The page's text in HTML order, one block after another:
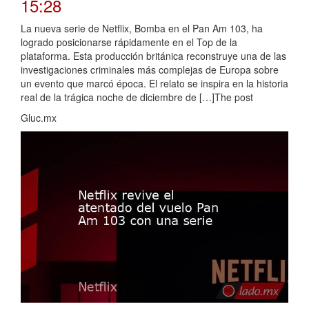
15:28
La nueva serie de Netflix, Bomba en el Pan Am 103, ha
logrado posicionarse rápidamente en el Top de la
plataforma. Esta producción británica reconstruye una de las
investigaciones criminales más complejas de Europa sobre
un evento que marcó época. El relato se inspira en la historia
real de la trágica noche de diciembre de […]The post
Gluc.mx